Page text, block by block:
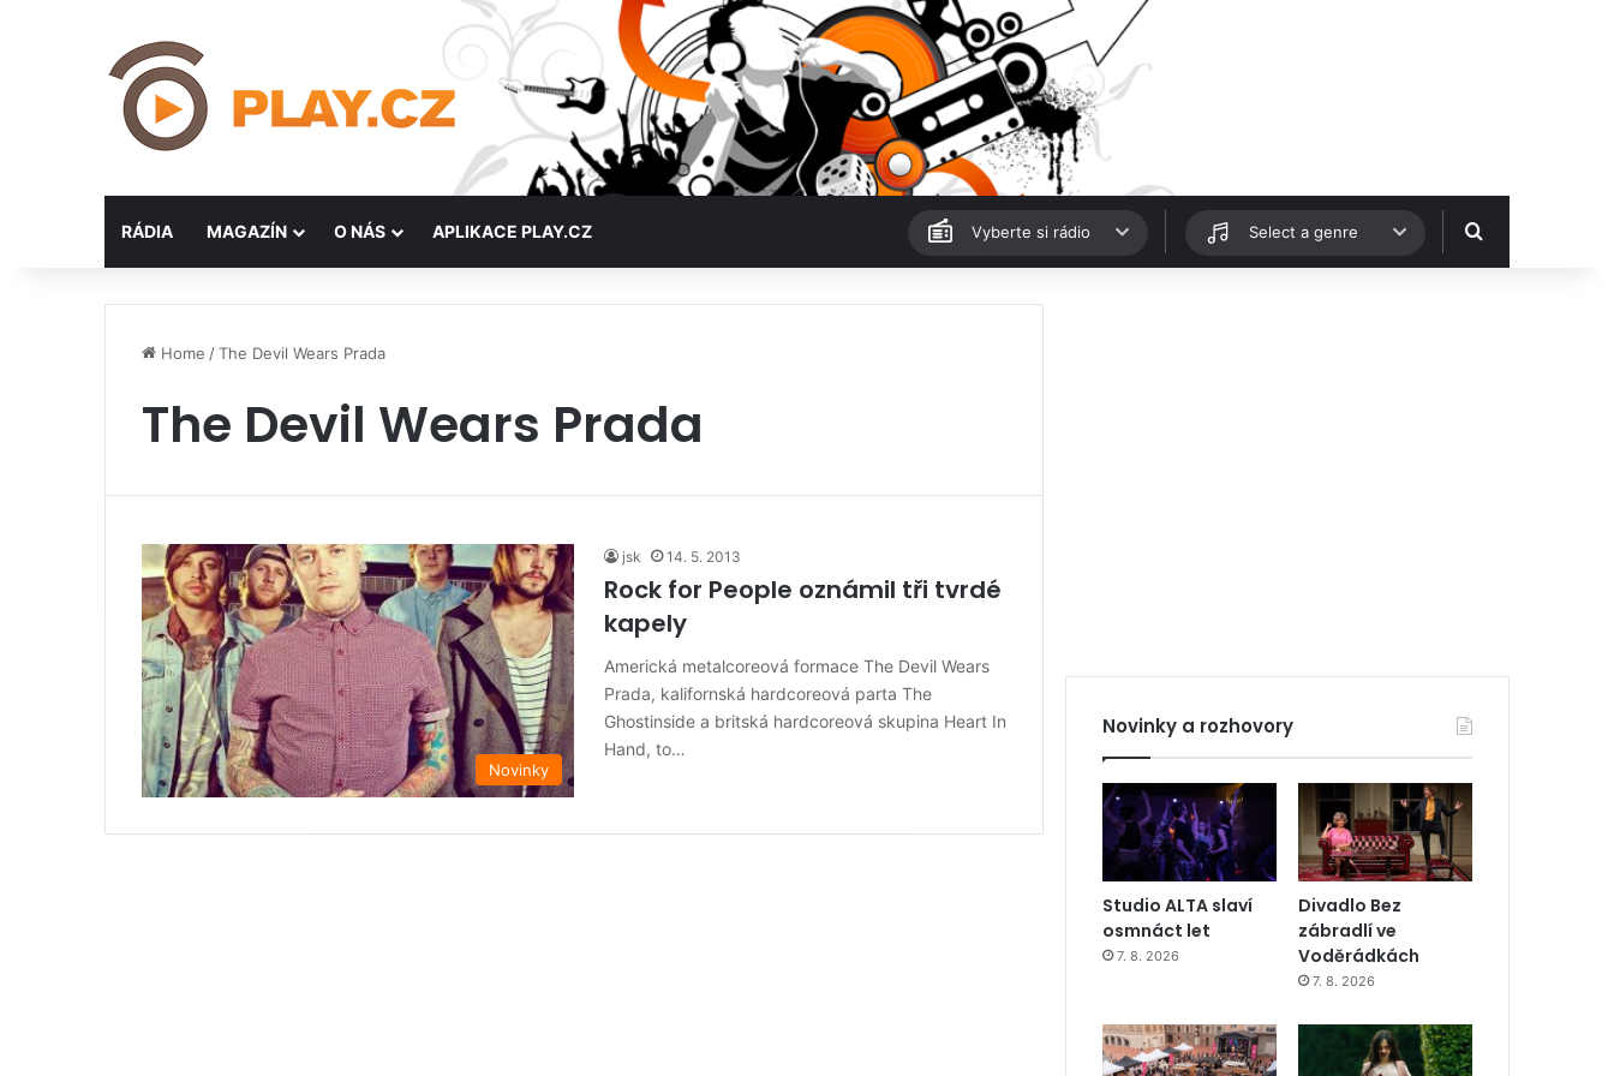
RÁDIA MAGAZÍN O NÁS APLIKACE PLAY.CZ Vyberte si rádio Select a genre Hledat
Home /The Devil Wears Prada
The Devil Wears Prada
Novinky
jsk 14. 5. 2013
Rock for People oznámil tři tvrdé
kapely
Americká metalcoreová formace The Devil Wears
Prada, kalifornská hardcoreová parta The
Ghostinside a britská hardcoreová skupina Heart In
Hand, to…
Novinky a rozhovory
Studio ALTA slaví
osmnáct let
7. 8. 2026
Divadlo Bez
zábradlí ve
Voděrádkách
7. 8. 2026